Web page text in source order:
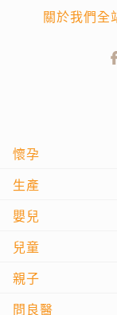
懷孕
生產
嬰兒
兒童
親子
問良醫
關於我們全